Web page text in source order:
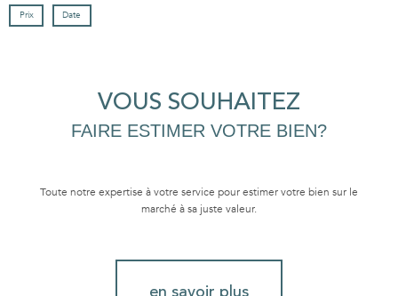
Prix Date
VOUS SOUHAITEZ
FAIRE ESTIMER VOTRE BIEN?
Toute notre expertise à votre service pour estimer votre bien sur le
marché à sa juste valeur.